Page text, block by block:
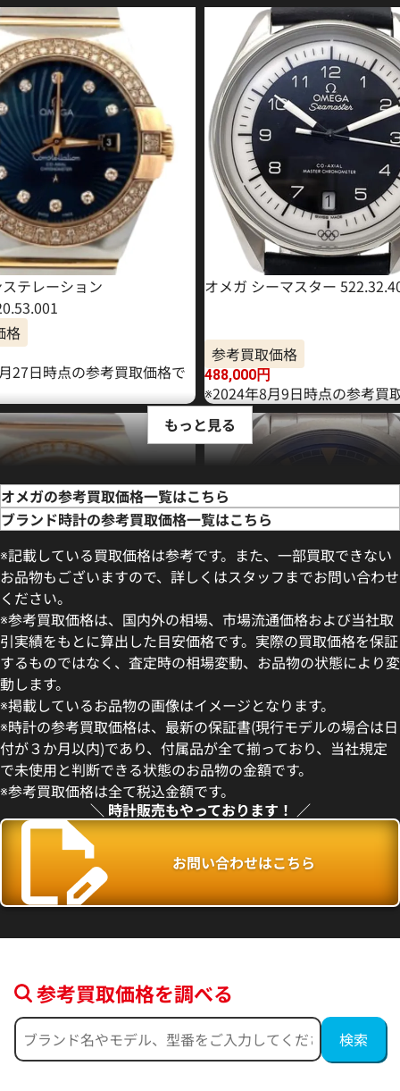
テレーション
格
27日時点の参考買取価格で
オメガ シーマスター
参考買取価格
488,000円
※2024年8月9日時点の参考買
テレーション
格
日時点の参考買取価格です
220.10.40.20.01.001
参考買取価格
433,000円
※2025年1月9日時点の参考買
もっと見る
オメガの参考買取価格一覧はこちら
ブランド時計の参考買取価格一覧はこちら
※記載している買取価格は参考です。また、一部買取できない
お品物もございますので、詳しくはスタッフまでお問い合わせ
ください。
※参考買取価格は、国内外の相場、市場流通価格および当社取
引実績をもとに算出した目安価格です。実際の買取価格を保証
するものではなく、査定時の相場変動、お品物の状態により変
動します。
※掲載しているお品物の画像はイメージとなります。
※時計の参考買取価格は、最新の保証書(現行モデルの場合は日
付が３か月以内)であり、付属品が全て揃っており、当社規定
で未使用と判断できる状態のお品物の金額です。
※参考買取価格は全て税込金額です。
＼ 時計販売もやっております！ ／
お問い合わせはこちら
参考買取価格を調べる